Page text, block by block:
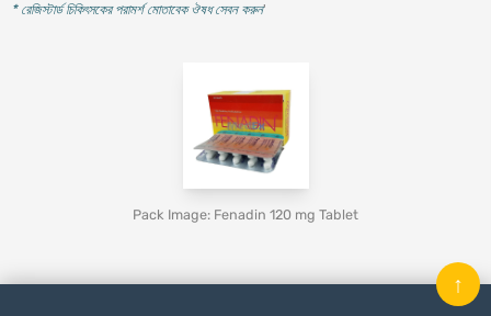
* রেজিস্টার্ড চিকিৎসকের পরামর্শ মোতাবেক ঔষধ সেবন করুন'
Pack Image: Fenadin 120 mg Tablet
↑